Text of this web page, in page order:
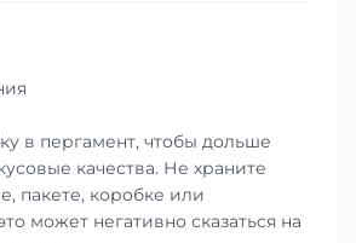
в пергамент, чтобы дольше
качества. Не храните
пакете, коробке или
может негативно сказаться на